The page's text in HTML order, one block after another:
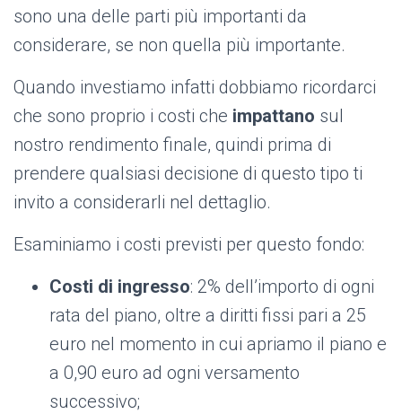
sono una delle parti più importanti da
considerare, se non quella più importante.
Quando investiamo infatti dobbiamo ricordarci
che sono proprio i costi che impattano sul
nostro rendimento finale, quindi prima di
prendere qualsiasi decisione di questo tipo ti
invito a considerarli nel dettaglio.
Esaminiamo i costi previsti per questo fondo:
Costi di ingresso: 2% dell’importo di ogni
rata del piano, oltre a diritti fissi pari a 25
euro nel momento in cui apriamo il piano e
a 0,90 euro ad ogni versamento
successivo;